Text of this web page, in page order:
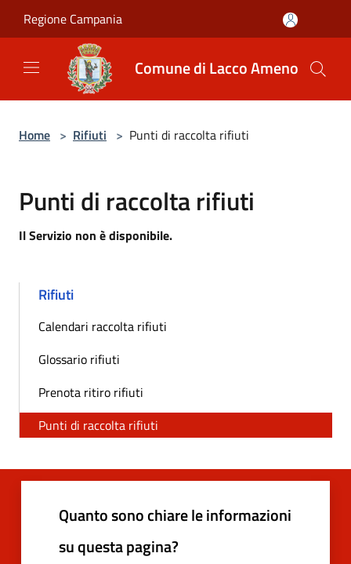
Regione Campania
Comune di Lacco Ameno
Home > Rifiuti > Punti di raccolta rifiuti
Punti di raccolta rifiuti
Il Servizio non è disponibile.
Rifiuti
Calendari raccolta rifiuti
Glossario rifiuti
Prenota ritiro rifiuti
Punti di raccolta rifiuti
Quanto sono chiare le informazioni
su questa pagina?